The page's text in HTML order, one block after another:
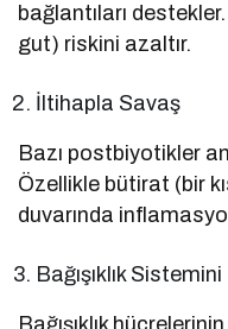
bağlantıları destekler.
gut) riskini azaltır.
İltihapla Savaş
Bazı postbiyotikler
Özellikle bütirat (bir
duvarında
Bağışıklık